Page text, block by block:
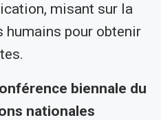
misant sur la
pour obtenir
biennale du
nationales